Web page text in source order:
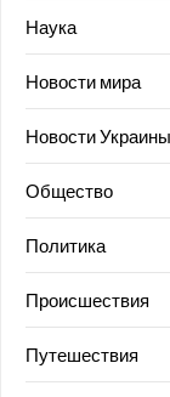
Наука
Новости мира
Новости Украины
Общество
Политика
Происшествия
Путешествия